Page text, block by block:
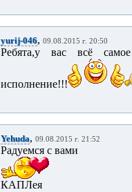
yurij-046, 09.08.2015 г. 20:50
Ребята,у вас всё
исполнение!!!
Yehuda, 09.08.2015 г. 21:52
Радуемся с вами
КАПЛея